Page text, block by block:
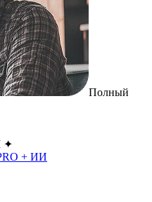
Полный
✦
+ ИИ